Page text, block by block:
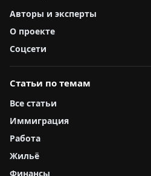
Авторы и эксперты
О проекте
Соцсети
Статьи по темам
Все статьи
Иммиграция
Работа
Жильё
Финансы